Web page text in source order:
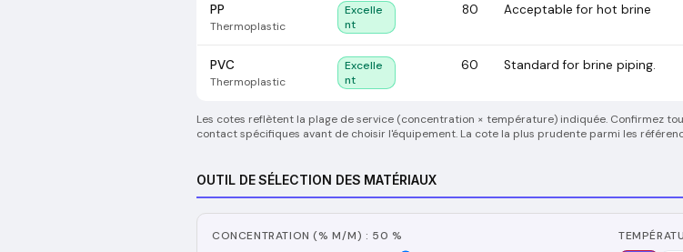
PP
Thermoplastic
Excelle
nt
80 Acceptable for hot brine
PVC
Thermoplastic
Excelle
nt
60 Standard for brine piping.
Les cotes reflètent la plage de service (concentration × température) indiquée. Confirmez
contact spécifiques avant de choisir l'équipement. La cote la plus prudente parmi les
OUTIL DE SÉLECTION DES MATÉRIAUX
CONCENTRATION (% M/M) : 50 %